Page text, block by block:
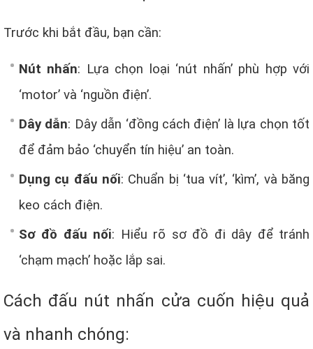
Trước khi bắt đầu, bạn cần:
Nút nhấn: Lựa chọn loại ‘nút nhấn’ phù hợp với
‘motor’ và ‘nguồn điện’.
Dây dẫn: Dây dẫn ‘đồng cách điện’ là lựa chọn tốt
để đảm bảo ‘chuyển tín hiệu’ an toàn.
Dụng cụ đấu nối: Chuẩn bị ‘tua vít’, ‘kìm’, và băng
keo cách điện.
Sơ đồ đấu nối: Hiểu rõ sơ đồ đi dây để tránh
‘chạm mạch’ hoặc lắp sai.
Cách đấu nút nhấn cửa cuốn hiệu quả
và nhanh chóng: